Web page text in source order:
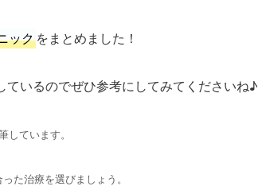
ックをまとめました！
いるのでぜひ参考にしてみてくださいね♪
ています。
た治療を選びましょう。